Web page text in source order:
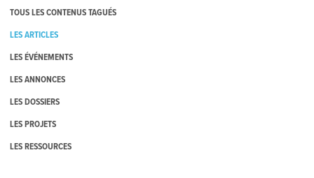
TOUS LES CONTENUS TAGUÉS
LES ARTICLES
LES ÉVÉNEMENTS
LES ANNONCES
LES DOSSIERS
LES PROJETS
LES RESSOURCES